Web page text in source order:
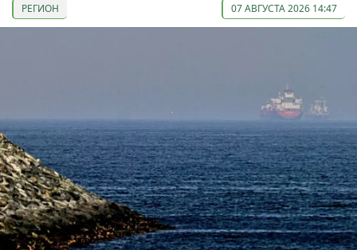
РЕГИОН 07 АВГУСТА 2026 14:47